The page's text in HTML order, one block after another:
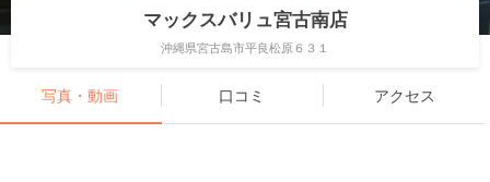
マックスバリュ宮古南店
沖縄県宮古島市平良松原６３１
写真・動画 口コミ アクセス